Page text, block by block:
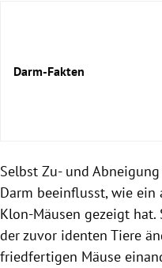
Darm-Fakten
Selbst Zu- und
Darm beeinflusst, wie ein
Klon-Mäusen gezeigt
der zuvor identen Tiere
friedfertigen Mäuse